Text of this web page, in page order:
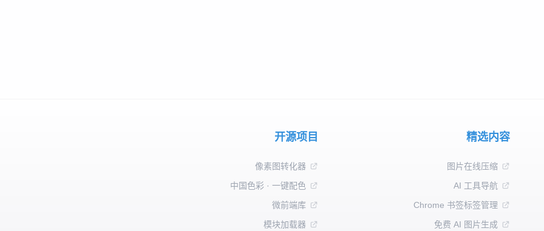
开源项目
像素图转化器
中国色彩 · 一键配色
微前端库
模块加载器
精选内容
图片在线压缩
AI 工具导航
Chrome 书签标签管理
免费 AI 图片生成